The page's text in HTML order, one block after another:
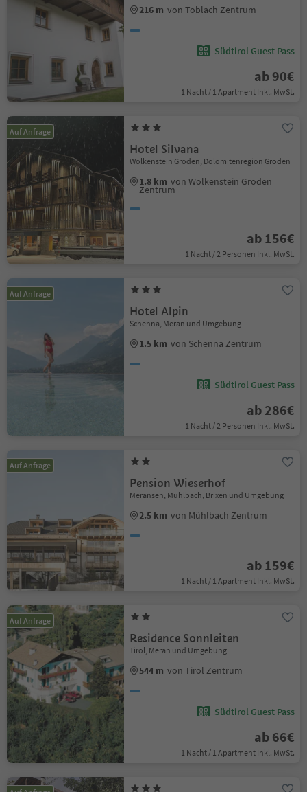
216 m von Toblach Zentrum
Südtirol Guest Pass
ab 90€
1 Nacht / 1 Apartment Inkl. MwSt.
Auf Anfrage
Hotel Silvana
Wolkenstein Gröden, Dolomitenregion Gröden
1.8 km von Wolkenstein Gröden
Zentrum
ab 156€
1 Nacht / 2 Personen Inkl. MwSt.
Auf Anfrage
Hotel Alpin
Schenna, Meran und Umgebung
1.5 km von Schenna Zentrum
Südtirol Guest Pass
ab 286€
1 Nacht / 2 Personen Inkl. MwSt.
Auf Anfrage
Pension Wieserhof
Meransen, Mühlbach, Brixen und Umgebung
2.5 km von Mühlbach Zentrum
ab 159€
1 Nacht / 1 Apartment Inkl. MwSt.
Auf Anfrage
Residence Sonnleiten
Tirol, Meran und Umgebung
544 m von Tirol Zentrum
Südtirol Guest Pass
ab 66€
1 Nacht / 1 Apartment Inkl. MwSt.